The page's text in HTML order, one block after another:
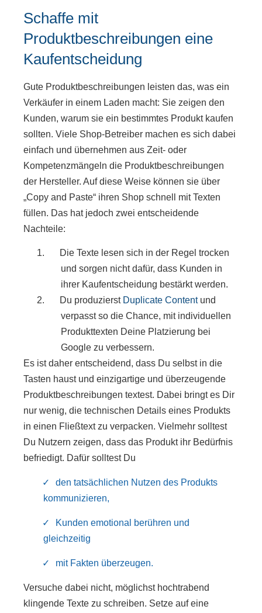
Schaffe mit
Produktbeschreibungen eine
Kaufentscheidung
Gute Produktbeschreibungen leisten das, was ein
Verkäufer in einem Laden macht: Sie zeigen den
Kunden, warum sie ein bestimmtes Produkt kaufen
sollten. Viele Shop-Betreiber machen es sich dabei
einfach und übernehmen aus Zeit- oder
Kompetenzmängeln die Produktbeschreibungen
der Hersteller. Auf diese Weise können sie über
„Copy and Paste“ ihren Shop schnell mit Texten
füllen. Das hat jedoch zwei entscheidende
Nachteile:
Die Texte lesen sich in der Regel trocken
und sorgen nicht dafür, dass Kunden in
ihrer Kaufentscheidung bestärkt werden.
Du produzierst Duplicate Contentund
verpasst so die Chance, mit individuellen
Produkttexten Deine Platzierung bei
Google zu verbessern.
Es ist daher entscheidend, dass Du selbst in die
Tasten haust und einzigartige und überzeugende
Produktbeschreibungen textest. Dabei bringt es Dir
nur wenig, die technischen Details eines Produkts
in einen Fließtext zu verpacken. Vielmehr solltest
Du Nutzern zeigen, dass das Produkt ihr Bedürfnis
befriedigt. Dafür solltest Du
den tatsächlichen Nutzen des Produkts
kommunizieren,
Kunden emotional berühren und
gleichzeitig
mit Fakten überzeugen.
Versuche dabei nicht, möglichst hochtrabend
klingende Texte zu schreiben. Setze auf eine